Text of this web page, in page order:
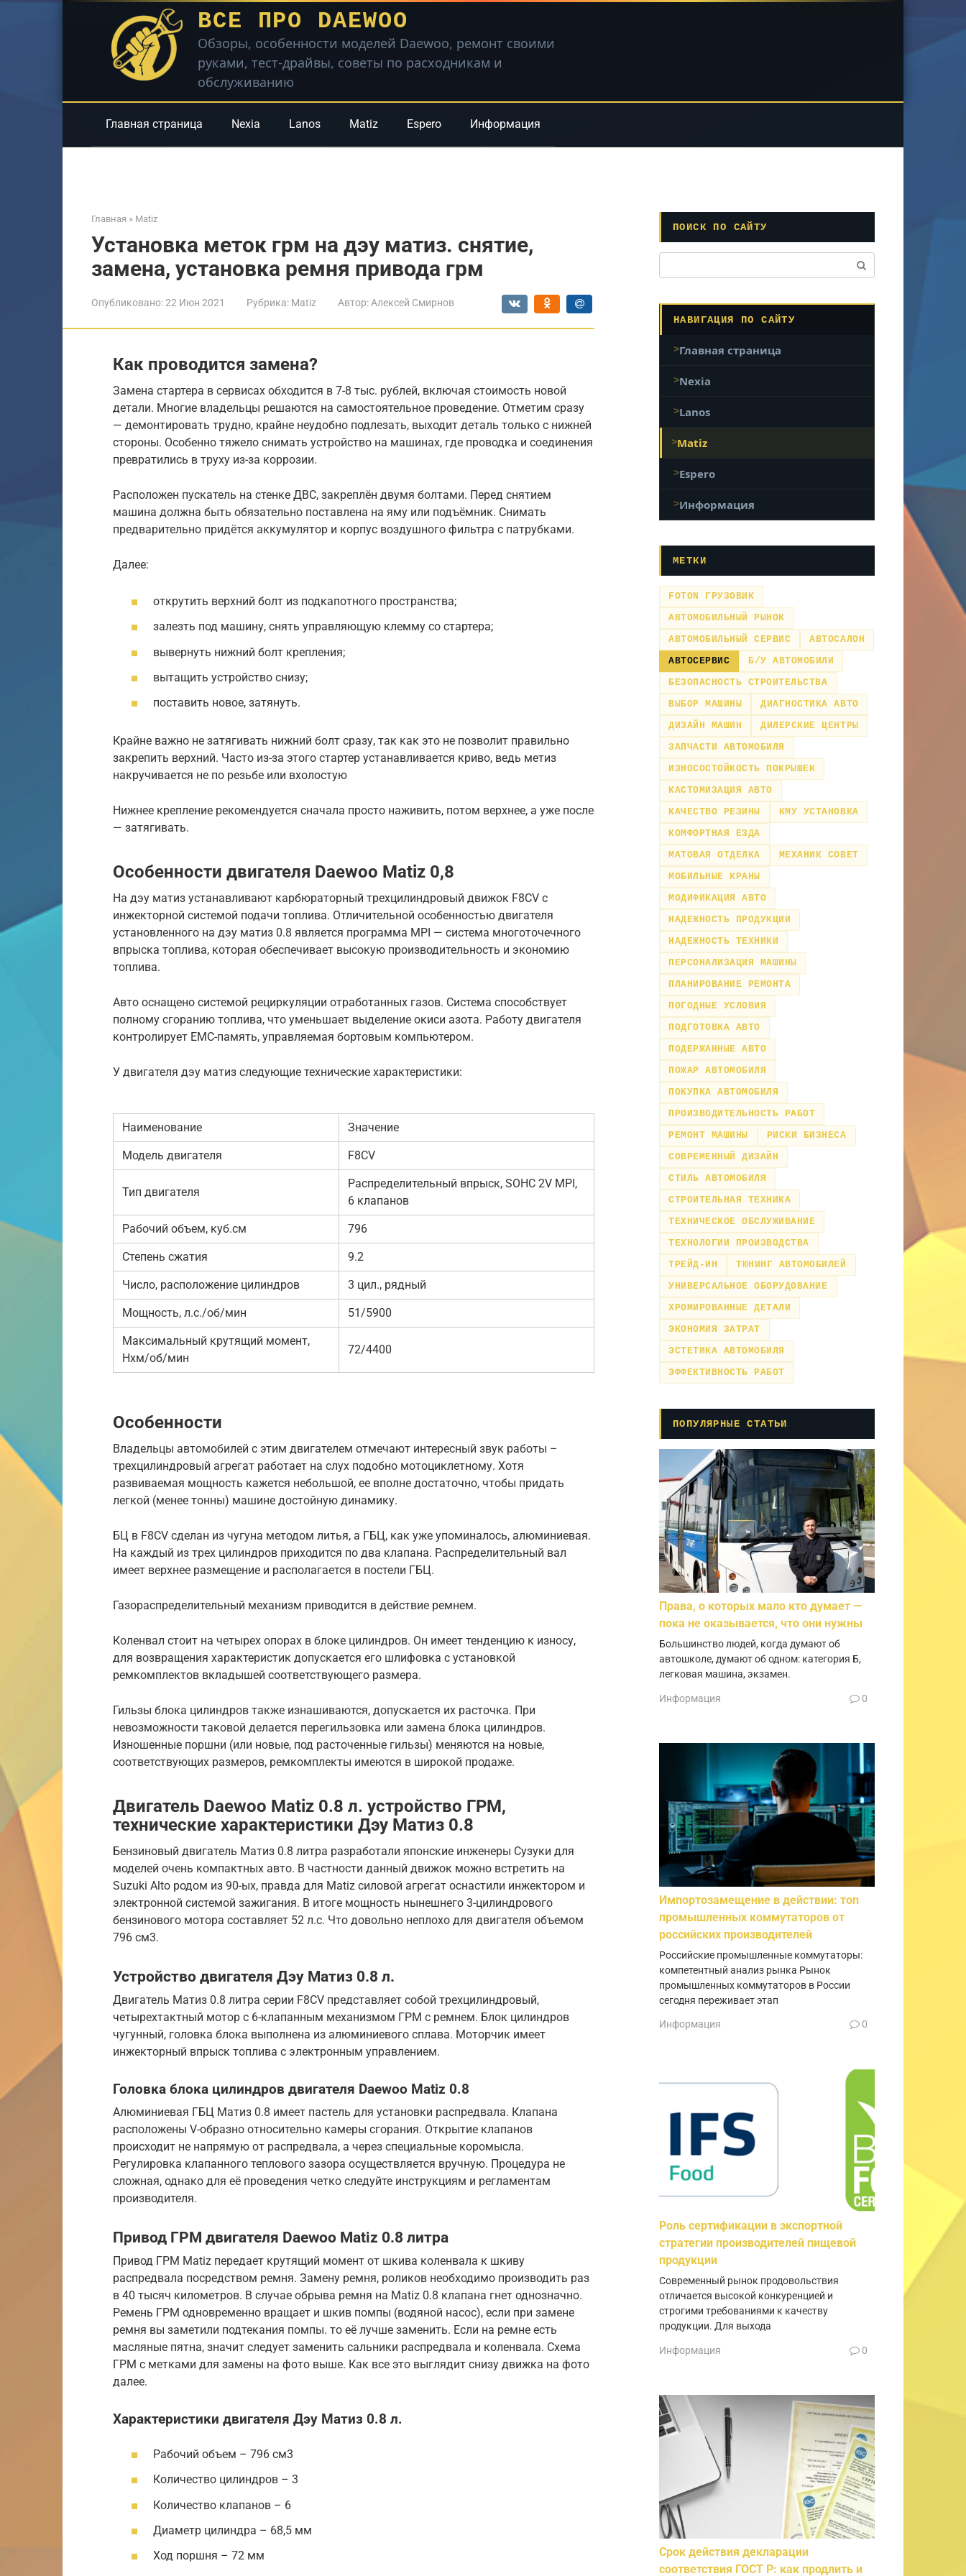
ВСЕ ПРО DAEWOO
Обзоры, особенности моделей Daewoo, ремонт своими
руками, тест-драйвы, советы по расходникам и
обслуживанию
Главная страница Nexia Lanos Matiz Espero Информация
Главная » Matiz
Установка меток грм на дэу матиз. снятие,
замена, установка ремня привода грм
Опубликовано:22 Июн 2021 Рубрика: Matiz Автор: Алексей Смирнов
Как проводится замена?
Замена стартера в сервисах обходится в 7-8 тыс. рублей, включая стоимость новой
детали. Многие владельцы решаются на самостоятельное проведение. Отметим сразу
— демонтировать трудно, крайне неудобно подлезать, выходит деталь только с нижней
стороны. Особенно тяжело снимать устройство на машинах, где проводка и соединения
превратились в труху из-за коррозии.
Расположен пускатель на стенке ДВС, закреплён двумя болтами. Перед снятием
машина должна быть обязательно поставлена на яму или подъёмник. Снимать
предварительно придётся аккумулятор и корпус воздушного фильтра с патрубками.
Далее:
открутить верхний болт из подкапотного пространства;
залезть под машину, снять управляющую клемму со стартера;
вывернуть нижний болт крепления;
вытащить устройство снизу;
поставить новое, затянуть.
Крайне важно не затягивать нижний болт сразу, так как это не позволит правильно
закрепить верхний. Часто из-за этого стартер устанавливается криво, ведь метиз
накручивается не по резьбе или вхолостую
Нижнее крепление рекомендуется сначала просто наживить, потом верхнее, а уже после
— затягивать.
Особенности двигателя Daewoo Matiz 0,8
На дэу матиз устанавливают карбюраторный трехцилиндровый движок F8CV с
инжекторной системой подачи топлива. Отличительной особенностью двигателя
установленного на дэу матиз 0.8 является программа MPI — система многоточечного
впрыска топлива, которая обеспечивает высокую производительность и экономию
топлива.
Авто оснащено системой рециркуляции отработанных газов. Система способствует
полному сгоранию топлива, что уменьшает выделение окиси азота. Работу двигателя
контролирует EMC-память, управляемая бортовым компьютером.
У двигателя дэу матиз следующие технические характеристики:
Наименование Значение
Модель двигателя F8CV
Тип двигателя
Распределительный впрыск, SOHC 2V MPI,
6 клапанов
Рабочий объем, куб.см 796
Степень сжатия 9.2
Число, расположение цилиндров 3 цил., рядный
Мощность, л.с./об/мин 51/5900
Максимальный крутящий момент,
Нхм/об/мин
72/4400
Особенности
Владельцы автомобилей с этим двигателем отмечают интересный звук работы –
трехцилиндровый агрегат работает на слух подобно мотоциклетному. Хотя
развиваемая мощность кажется небольшой, ее вполне достаточно, чтобы придать
легкой (менее тонны) машине достойную динамику.
БЦ в F8CV сделан из чугуна методом литья, а ГБЦ, как уже упоминалось, алюминиевая.
На каждый из трех цилиндров приходится по два клапана. Распределительный вал
имеет верхнее размещение и располагается в постели ГБЦ.
Газораспределительный механизм приводится в действие ремнем.
Коленвал стоит на четырех опорах в блоке цилиндров. Он имеет тенденцию к износу,
для возвращения характеристик допускается его шлифовка с установкой
ремкомплектов вкладышей соответствующего размера.
Гильзы блока цилиндров также изнашиваются, допускается их расточка. При
невозможности таковой делается перегильзовка или замена блока цилиндров.
Изношенные поршни (или новые, под расточенные гильзы) меняются на новые,
соответствующих размеров, ремкомплекты имеются в широкой продаже.
Двигатель Daewoo Matiz 0.8 л. устройство ГРМ,
технические характеристики Дэу Матиз 0.8
Бензиновый двигатель Матиз 0.8 литра разработали японские инженеры Сузуки для
моделей очень компактных авто. В частности данный движок можно встретить на
Suzuki Alto родом из 90-ых, правда для Matiz силовой агрегат оснастили инжектором и
электронной системой зажигания. В итоге мощность нынешнего 3-цилиндрового
бензинового мотора составляет 52 л.с. Что довольно неплохо для двигателя объемом
796 см3.
Устройство двигателя Дэу Матиз 0.8 л.
Двигатель Матиз 0.8 литра серии F8CV представляет собой трехцилиндровый,
четырехтактный мотор с 6-клапанным механизмом ГРМ с ремнем. Блок цилиндров
чугунный, головка блока выполнена из алюминиевого сплава. Моторчик имеет
инжекторный впрыск топлива с электронным управлением.
Головка блока цилиндров двигателя Daewoo Matiz 0.8
Алюминиевая ГБЦ Матиз 0.8 имеет пастель для установки распредвала. Клапана
расположены V-образно относительно камеры сгорания. Открытие клапанов
происходит не напрямую от распредвала, а через специальные коромысла.
Регулировка клапанного теплового зазора осуществляется вручную. Процедура не
сложная, однако для её проведения четко следуйте инструкциям и регламентам
производителя.
Привод ГРМ двигателя Daewoo Matiz 0.8 литра
Привод ГРМ Matiz передает крутящий момент от шкива коленвала к шкиву
распредвала посредством ремня. Замену ремня, роликов необходимо производить раз
в 40 тысяч километров. В случае обрыва ремня на Matiz 0.8 клапана гнет однозначно.
Ремень ГРМ одновременно вращает и шкив помпы (водяной насос), если при замене
ремня вы заметили подтекания помпы. то её лучше заменить. Если на ремне есть
масляные пятна, значит следует заменить сальники распредвала и коленвала. Схема
ГРМ с метками для замены на фото выше. Как все это выглядит снизу движка на фото
далее.
Характеристики двигателя Дэу Матиз 0.8 л.
Рабочий объем – 796 см3
Количество цилиндров – 3
Количество клапанов – 6
Диаметр цилиндра – 68,5 мм
Ход поршня – 72 мм
ПОИСК ПО САЙТУ
НАВИГАЦИЯ ПО САЙТУ
Главная страница
Nexia
Lanos
Matiz
Espero
Информация
МЕТКИ
FOTON ГРУЗОВИК
АВТОМОБИЛЬНЫЙ РЫНОК
АВТОМОБИЛЬНЫЙ СЕРВИС
АВТОСАЛОН
АВТОСЕРВИС
Б/У АВТОМОБИЛИ
БЕЗОПАСНОСТЬ СТРОИТЕЛЬСТВА
ВЫБОР МАШИНЫ
ДИАГНОСТИКА АВТО
ДИЗАЙН МАШИН
ДИЛЕРСКИЕ ЦЕНТРЫ
ЗАПЧАСТИ АВТОМОБИЛЯ
ИЗНОСОСТОЙКОСТЬ ПОКРЫШЕК
КАСТОМИЗАЦИЯ АВТО
КАЧЕСТВО РЕЗИНЫ
КМУ УСТАНОВКА
КОМФОРТНАЯ ЕЗДА
МАТОВАЯ ОТДЕЛКА
МЕХАНИК СОВЕТ
МОБИЛЬНЫЕ КРАНЫ
МОДИФИКАЦИЯ АВТО
НАДЕЖНОСТЬ ПРОДУКЦИИ
НАДЕЖНОСТЬ ТЕХНИКИ
ПЕРСОНАЛИЗАЦИЯ МАШИНЫ
ПЛАНИРОВАНИЕ РЕМОНТА
ПОГОДНЫЕ УСЛОВИЯ
ПОДГОТОВКА АВТО
ПОДЕРЖАННЫЕ АВТО
ПОЖАР АВТОМОБИЛЯ
ПОКУПКА АВТОМОБИЛЯ
ПРОИЗВОДИТЕЛЬНОСТЬ РАБОТ
РЕМОНТ МАШИНЫ
РИСКИ БИЗНЕСА
СОВРЕМЕННЫЙ ДИЗАЙН
СТИЛЬ АВТОМОБИЛЯ
СТРОИТЕЛЬНАЯ ТЕХНИКА
ТЕХНИЧЕСКОЕ ОБСЛУЖИВАНИЕ
ТЕХНОЛОГИИ ПРОИЗВОДСТВА
ТРЕЙД-ИН
ТЮНИНГ АВТОМОБИЛЕЙ
УНИВЕРСАЛЬНОЕ ОБОРУДОВАНИЕ
ХРОМИРОВАННЫЕ ДЕТАЛИ
ЭКОНОМИЯ ЗАТРАТ
ЭСТЕТИКА АВТОМОБИЛЯ
ЭФФЕКТИВНОСТЬ РАБОТ
ПОПУЛЯРНЫЕ СТАТЬИ
Права, о которых мало кто думает —
пока не оказывается, что они нужны
Большинство людей, когда думают об
автошколе, думают об одном: категория Б,
легковая машина, экзамен.
Информация 0
Импортозамещение в действии: топ
промышленных коммутаторов от
российских производителей
Российские промышленные коммутаторы:
компетентный анализ рынка Рынок
промышленных коммутаторов в России
сегодня переживает этап
Информация 0
Роль сертификации в экспортной
стратегии производителей пищевой
продукции
Современный рынок продовольствия
отличается высокой конкуренцией и
строгими требованиями к качеству
продукции. Для выхода
Информация 0
Срок действия декларации
соответствия ГОСТ Р: как продлить и